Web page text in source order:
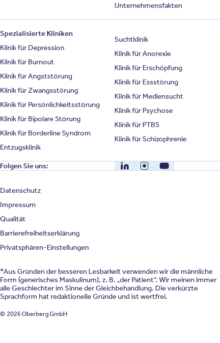
Unternehmensfakten
Spezialisierte Kliniken
Klinik für Depression
Klinik für Burnout
Klinik für Angststörung
Klinik für Zwangsstörung
Klinik für Persönlichkeitsstörung
Klinik für Bipolare Störung
Klinik für Borderline Syndrom
Entzugsklinik
Suchtklinik
Klinik für Anorexie
Klinik für Erschöpfung
Klinik für Essstörung
Klinik für Mediensucht
Klinik für Psychose
Klinik für PTBS
Klinik für Schizophrenie
Folgen Sie uns: LinkedIn InstagramYouTube
Datenschutz
Impressum
Qualität
Barrierefreiheitserklärung
Privatsphären-Einstellungen
*Aus Gründen der besseren Lesbarkeit verwenden wir die männliche
Form (generisches Maskulinum), z. B. „der Patient“. Wir meinen immer
alle Geschlechter im Sinne der Gleichbehandlung. Die verkürzte
Sprachform hat redaktionelle Gründe und ist wertfrei.
© 2026 Oberberg GmbH